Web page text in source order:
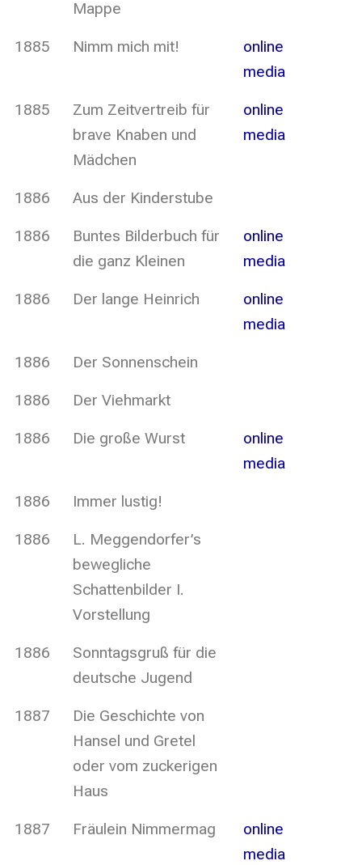
Mappe
1885 Nimm mich mit!
online
media
1885
Zum Zeitvertreib für
brave Knaben und
Mädchen
online
media
1886 Aus der Kinderstube
1886
Buntes Bilderbuch für
die ganz Kleinen
online
media
1886 Der lange Heinrich
online
media
1886 Der Sonnenschein
1886 Der Viehmarkt
1886 Die große Wurst
online
media
1886 Immer lustig!
1886
L. Meggendorfer’s
bewegliche
Schattenbilder I.
Vorstellung
1886
Sonntagsgruß für die
deutsche Jugend
1887
Die Geschichte von
Hansel und Gretel
oder vom zuckerigen
Haus
1887 Fräulein Nimmermag
online
media